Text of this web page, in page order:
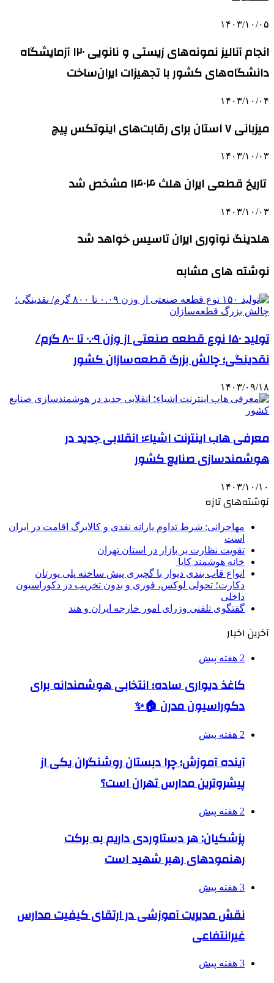
۱۴۰۳/۱۰/۰۵
انجام آنالیز نمونه‌های زیستی و نانویی ۱۲۰ آزمایشگاه
دانشگاه‌های کشور با تجهیزات ایران‌ساخت
۱۴۰۳/۱۰/۰۴
میزبانی ۷ استان برای رقابت‌های اینوتکس پیچ
۱۴۰۳/۱۰/۰۳
تاریخ قطعی ایران هلث ۱۴۰۴ مشخص شد
۱۴۰۳/۱۰/۰۳
هلدینگ نوآوری ایران تاسیس خواهد شد
نوشته های مشابه
تولید ۱۵۰ نوع قطعه صنعتی از وزن ۰.۰۹ تا ۸۰۰ گرم/
نقدینگی؛ چالش بزرگ قطعه‌سازان کشور
۱۴۰۳/۰۹/۱۸
معرفی هاب اینترنت اشیاء؛ انقلابی جدید در
هوشمندسازی صنایع کشور
۱۴۰۳/۱۰/۱۰
نوشته‌های تازه
مهاجرانی: شرط تداوم یارانه نقدی و کالابرگ اقامت در ایران
است
تقویت نظارت بر بازار در استان تهران
خانه هوشمند کایا
انواع قاب بندی دیوار با گچبری پیش ساخته پلی یورتان
دکارت؛ تحولی لوکس، فوری و بدون تخریب در دکوراسیون
داخلی
گفتگوی تلفنی وزرای امور خارجه ایران و هند
آخرین اخبار
2 هفته پیش
کاغذ دیواری ساده؛ انتخابی هوشمندانه برای
دکوراسیون مدرن 🏠✨
2 هفته پیش
آینده آموزش؛ چرا دبستان روشنگران یکی از
پیشروترین مدارس تهران است؟
2 هفته پیش
پزشکیان: هر دستاوردی داریم به برکت
رهنمودهای رهبر شهید است
3 هفته پیش
نقش مدیریت آموزشی در ارتقای کیفیت مدارس
غیرانتفاعی
3 هفته پیش